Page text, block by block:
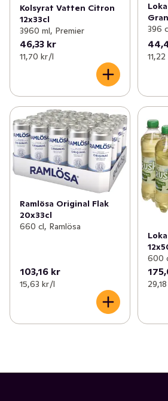
Kolsyrat Vatten Citron
12x33cl
3960 ml, Premier
46,33 kr
11,70 kr /l
396
Ramlösa Original Flak
20x33cl
660 cl, Ramlösa
103,16 kr
15,63 kr /l
600